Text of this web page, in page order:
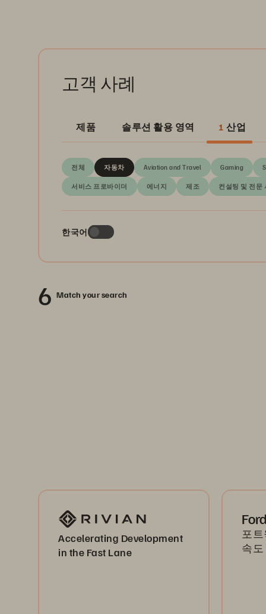
고객 사례
제품 솔루션 활용 영역 1 산업
전체 Aviation and Travel Gaming
서비스 프로바이더 에너지
자동차
제조 컨설팅 및 전문
한국어
6 Match your search
Accelerating Development
in the Fast Lane
포
속도